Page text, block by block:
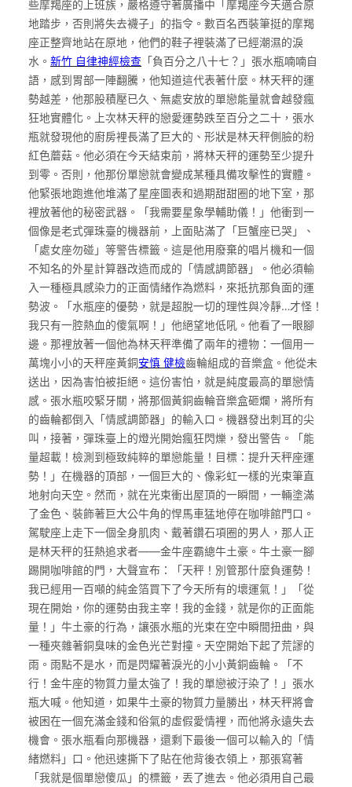
些摩羯座的上班族，嚴格遵守著廣播中「摩羯座今天適合原
地踏步，否則將失去襪子」的指令。數百名西裝筆挺的摩羯
座正整齊地站在原地，他們的鞋子裡裝滿了已經潮濕的淚
水。 新竹 自律神經檢查 「負百分之八十七？」張水瓶喃喃自
語，感到胃部一陣翻騰，他知道這代表著什麼。林天秤的運
勢越差，他那股積壓已久、無處安放的單戀能量就會越發瘋
狂地實體化。上次林天秤的戀愛運勢跌至百分之二十，張水
瓶就發現他的廚房裡長滿了巨大的、形狀是林天秤側臉的粉
紅色蘑菇。他必須在今天結束前，將林天秤的運勢至少提升
到零。否則，他那份單戀就會變成某種具備攻擊性的實體。
他緊張地跑進他堆滿了星座圖表和過期甜甜圈的地下室，那
裡放著他的秘密武器。「我需要星象學輔助儀！」他衝到一
個像是老式彈珠臺的機器前，上面貼滿了「巨蟹座已哭」、
「處女座勿碰」等警告標籤。這是他用廢棄的唱片機和一個
不知名的外星計算器改造而成的「情感調節器」。他必須輸
入一種極具感染力的正面情緒作為燃料，來抵抗那負面的運
勢波。「水瓶座的優勢，就是超脫一切的理性與冷靜…才怪！
我只有一腔熱血的傻氣啊！」他絕望地低吼。他看了一眼腳
邊。那裡放著一個他為林天秤準備了兩年的禮物：一個用一
萬塊小小的天秤座黃銅安慎 健檢齒輪組成的音樂盒。他從未
送出，因為害怕被拒絕。這份害怕，就是純度最高的單戀情
感。張水瓶咬緊牙關，將那個黃銅齒輪音樂盒砸爛，將所有
的齒輪都倒入「情感調節器」的輸入口。機器發出刺耳的尖
叫，接著，彈珠臺上的燈光開始瘋狂閃爍，發出警告。「能
量超載！檢測到極致純粹的單戀能量！目標：提升天秤座運
勢！」在機器的頂部，一個巨大的、像彩虹一樣的光束筆直
地射向天空。然而，就在光束衝出屋頂的一瞬間，一輛塗滿
了金色、裝飾著巨大公牛角的悍馬車猛地停在咖啡館門口。
駕駛座上走下一個全身肌肉、戴著鑽石項圈的男人，那人正
是林天秤的狂熱追求者——金牛座霸總牛土豪。牛土豪一腳
踢開咖啡館的門，大聲宣布：「天秤！別管那什麼負運勢！
我已經用一百噸的純金箔買下了今天所有的壞運氣！」「從
現在開始，你的運勢由我主宰！我的金錢，就是你的正面能
量！」牛土豪的行為，讓張水瓶的光束在空中瞬間扭曲，與
一種夾雜著銅臭味的金色光芒對撞。天空開始下起了荒謬的
雨。雨點不是水，而是閃耀著淚光的小小黃銅齒輪。「不
行！金牛座的物質力量太強了！我的單戀被汙染了！」張水
瓶大喊。他知道，如果牛土豪的物質力量勝出，林天秤將會
被困在一個充滿金錢和俗氣的虛假愛情裡，而他將永遠失去
機會。張水瓶看向那機器，還剩下最後一個可以輸入的「情
緒燃料」口。他迅速撕下了貼在他背後衣領上，那張寫著
「我就是個單戀傻瓜」的標籤，丟了進去。他必須用自己最